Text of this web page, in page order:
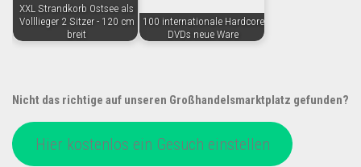
XXL Strandkorb Ostsee als
Volllieger 2 Sitzer - 120 cm
breit
100 internationale Hardcore
DVDs neue Ware
Nicht das richtige auf unseren Großhandelsmarktplatz gefunden?
Hier kostenlos ein Gesuch einstellen